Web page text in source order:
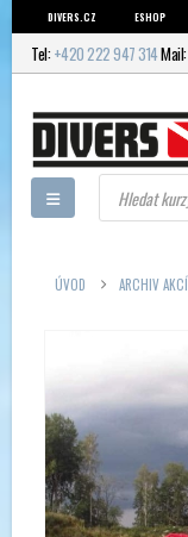
DIVERS.CZ ESHOP
Tel: +420 222 947 314Mail:
Products
search
ÚVOD ARCHIV AKCÍ